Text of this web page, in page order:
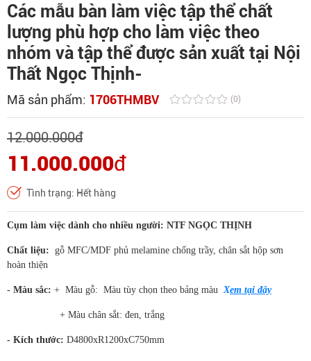
Các mẫu bàn làm việc tập thể chất
lượng phù hợp cho làm việc theo
nhóm và tập thể được sản xuất tại Nội
Thất Ngọc Thịnh-
Mã sản phẩm: 1706THMBV (0)
12.000.000đ
11.000.000đ
Tình trạng: Hết hàng
Cụm làm việc dành cho nhiều người: NTF NGỌC THỊNH
Chất liệu: gỗ MFC/MDF phủ melamine chống trầy, chân sắt hộp sơn
hoàn thiện
- Màu sắc: + Màu gỗ: Màu tùy chọn theo bảng màu Xem tại đây
+ Màu chân sắt: đen, trắng
- Kích thước: D4800xR1200xC750mm